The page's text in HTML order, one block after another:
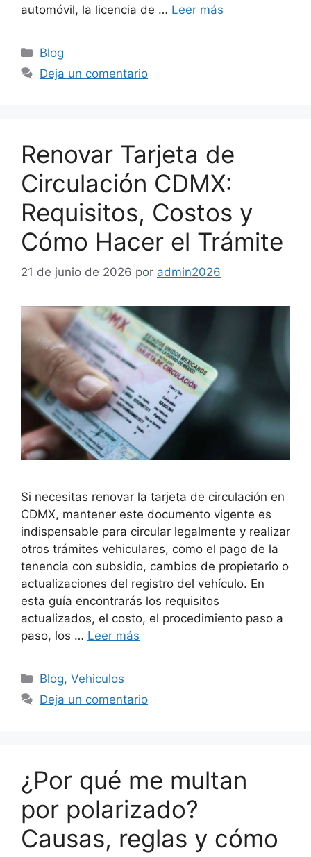
automóvil, la licencia de … Leer más
Categorías
Blog
Deja un comentario
Renovar Tarjeta de
Circulación CDMX:
Requisitos, Costos y
Cómo Hacer el Trámite
21 de junio de 2026 por admin2026
Si necesitas renovar la tarjeta de circulación en
CDMX, mantener este documento vigente es
indispensable para circular legalmente y realizar
otros trámites vehiculares, como el pago de la
tenencia con subsidio, cambios de propietario o
actualizaciones del registro del vehículo. En
esta guía encontrarás los requisitos
actualizados, el costo, el procedimiento paso a
paso, los … Leer más
Categorías
Blog,Vehiculos
Deja un comentario
¿Por qué me multan
por polarizado?
Causas, reglas y cómo